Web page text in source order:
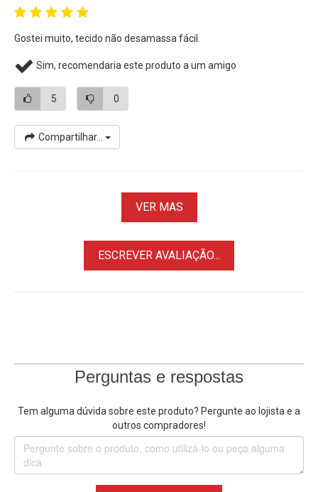
Gostei muito, tecido não desamassa fácil.
Sim, recomendaria este produto a um amigo
5 0
Compartilhar...
VER MAS
ESCREVER AVALIAÇÃO...
Perguntas e respostas
Tem alguma dúvida sobre este produto? Pergunte ao lojista e a
outros compradores!